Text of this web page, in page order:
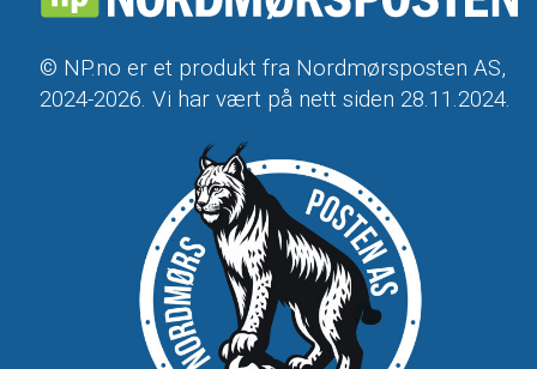
© NP.no er et produkt fra Nordmørsposten AS,
2024-2026. Vi har vært på nett siden 28.11.2024.